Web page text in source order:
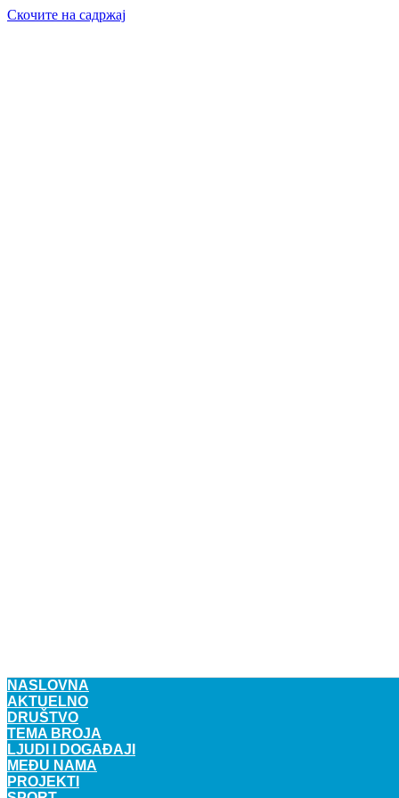
Скочите на садржај
NASLOVNA
AKTUELNO
DRUŠTVO
TEMA BROJA
LJUDI I DOGAĐAJI
MEĐU NAMA
PROJEKTI